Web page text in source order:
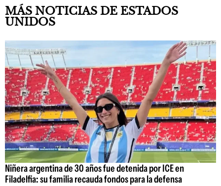
MÁS NOTICIAS DE ESTADOS
UNIDOS
Niñera argentina de 30 años fue detenida por ICE en
Filadelfia: su familia recauda fondos para la defensa